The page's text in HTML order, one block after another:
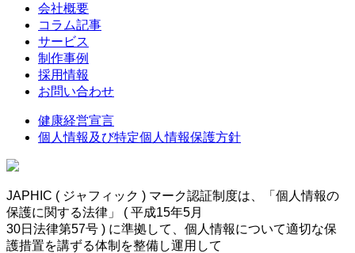
会社概要
コラム記事
サービス
制作事例
採用情報
お問い合わせ
健康経営宣言
個人情報及び特定個人情報保護方針
JAPHIC ( ジャフィック ) マーク認証制度は、「個人情報の
保護に関する法律」 ( 平成15年5月
30日法律第57号 ) に準拠して、個人情報について適切な保
護措置を講ずる体制を整備し運用して